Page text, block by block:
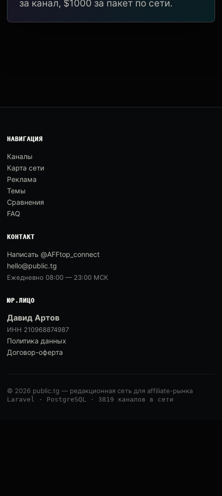
за канал, $1000 за пакет по сети.
НАВИГАЦИЯ
Каналы
Карта сети
Реклама
Темы
Сравнения
FAQ
КОНТАКТ
Написать @AFFtop_connect
hello@public.tg
Ежедневно 08:00 — 23:00 МСК
ЮР.ЛИЦО
Давид Артов
ИНН 210968874987
Политика данных
Договор-оферта
© 2026 public.tg — редакционная сеть для affiliate-рынка
Laravel · PostgreSQL · 3819 каналов в сети